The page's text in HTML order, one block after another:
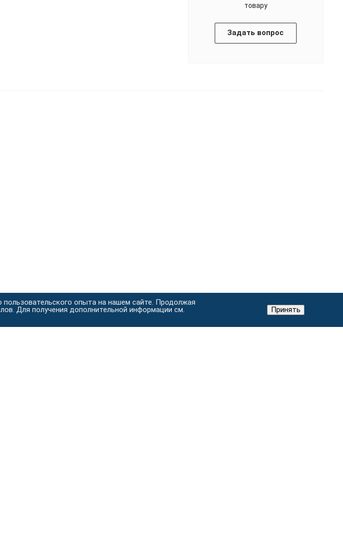
товару
Задать вопрос
опыта на нашем сайте. Продолжая
Для получения дополнительной информации см.
Принять